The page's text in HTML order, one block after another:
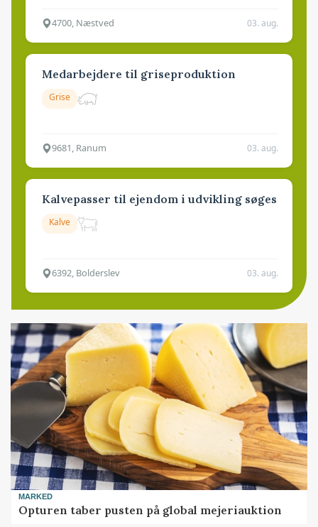
4700, Næstved 03. aug.
Medarbejdere til griseproduktion
Grise
9681, Ranum 03. aug.
Kalvepasser til ejendom i udvikling søges
Kalve
6392, Bolderslev 03. aug.
MARKED
Opturen taber pusten på global mejeriauktion